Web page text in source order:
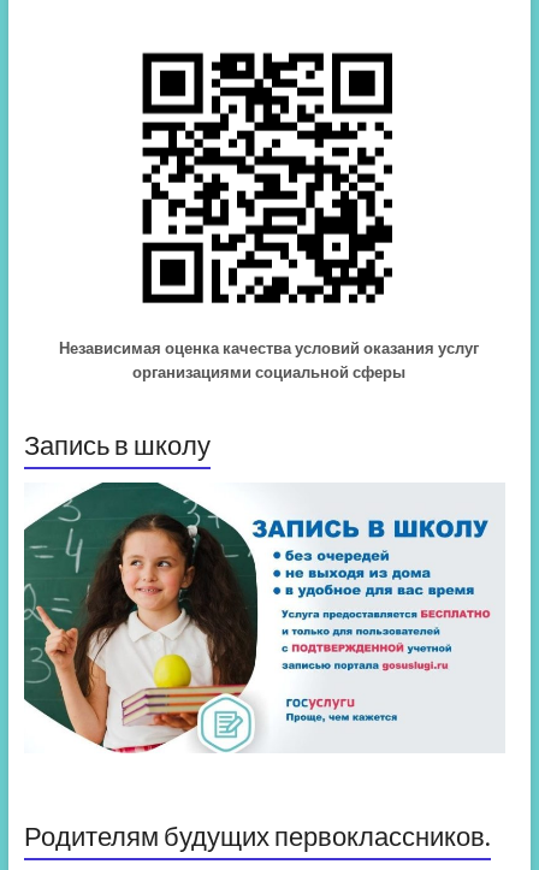
Независимая оценка качества условий оказания услуг
организациями социальной сферы
Запись в школу
Родителям будущих первоклассников.